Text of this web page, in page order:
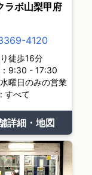
ラボ山梨甲府
4120
徒歩16分
9:30 - 17:30
曜日のみの営業
すべて
詳細・地図